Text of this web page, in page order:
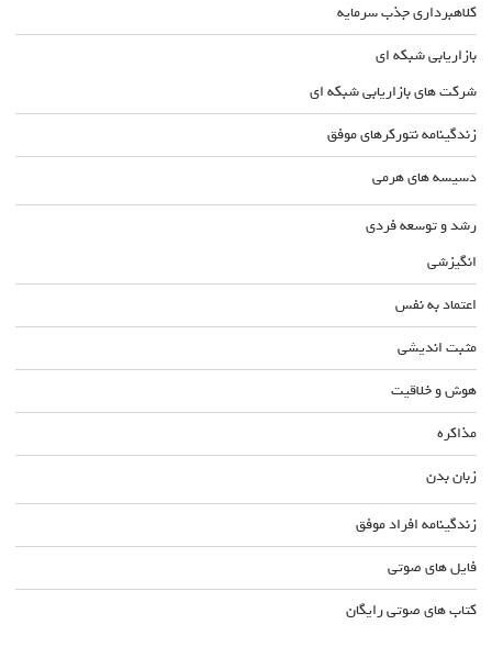
کلاهبرداری جذب سرمایه
بازاریابی شبکه ای
شرکت های بازاریابی شبکه ای
زندگینامه نتورکرهای موفق
دسیسه های هرمی
رشد و توسعه فردی
انگیزشی
اعتماد به نفس
مثبت اندیشی
هوش و خلاقیت
مذاکره
زبان بدن
زندگینامه افراد موفق
فایل های صوتی
کتاب های صوتی رایگان